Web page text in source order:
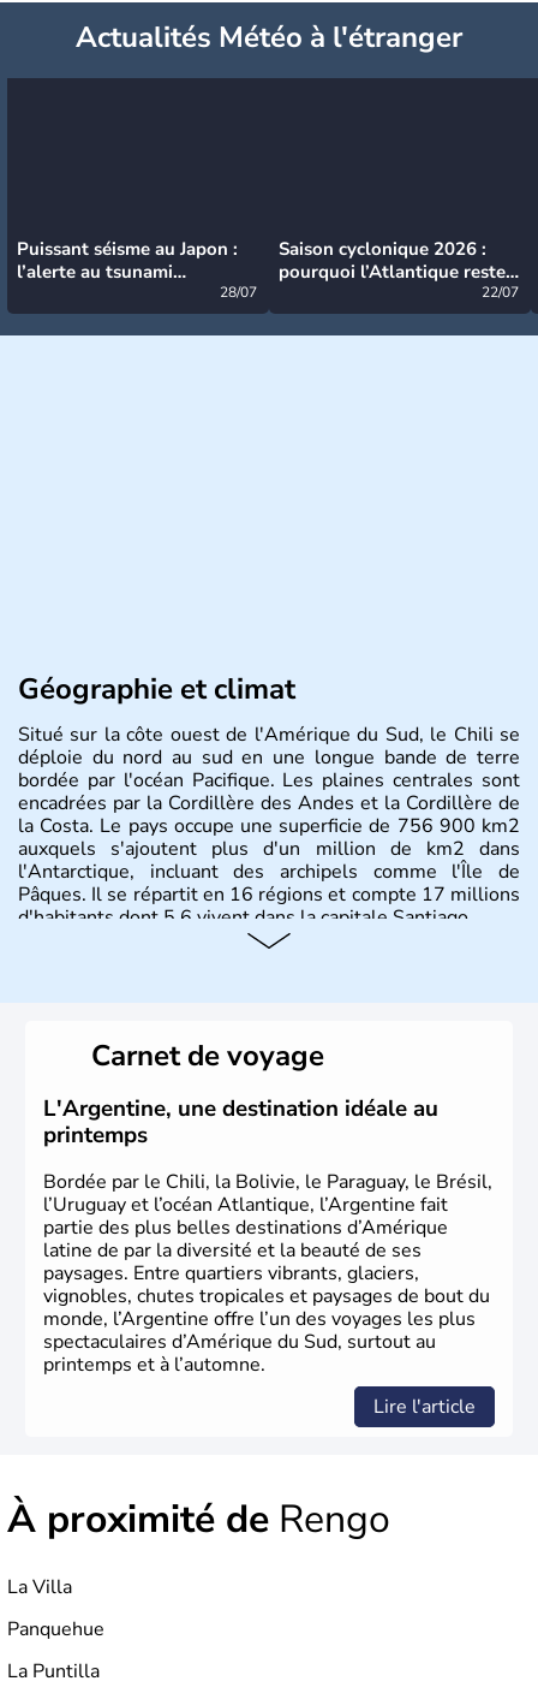
Actualités Météo à l'étranger
Puissant séisme au Japon :
l’alerte au tsunami
28/07
Saison cyclonique 2026 :
pourquoi l’Atlantique reste
22/07
Géographie et climat
Situé sur la côte ouest de l'Amérique du Sud, le Chili se
déploie du nord au sud en une longue bande de terre
bordée par l'océan Pacifique. Les plaines centrales sont
encadrées par la Cordillère des Andes et la Cordillère de
la Costa. Le pays occupe une superficie de 756 900 km2
auxquels s'ajoutent plus d'un million de km2 dans
l'Antarctique, incluant des archipels comme l'Île de
Pâques. Il se répartit en 16 régions et compte 17 millions
d'habitants dont 5,6 vivent dans la capitale Santiago.
Carnet de voyage
L'Argentine, une destination idéale au
printemps
Bordée par le Chili, la Bolivie, le Paraguay, le Brésil,
l’Uruguay et l’océan Atlantique, l’Argentine fait
partie des plus belles destinations d’Amérique
latine de par la diversité et la beauté de ses
paysages. Entre quartiers vibrants, glaciers,
vignobles, chutes tropicales et paysages de bout du
monde, l’Argentine offre l’un des voyages les plus
spectaculaires d’Amérique du Sud, surtout au
printemps et à l’automne.
Lire l'article
À proximité de Rengo
La Villa
Panquehue
La Puntilla